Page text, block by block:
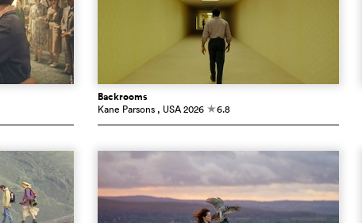
Backrooms
Kane Parsons , USA2026 c6.8